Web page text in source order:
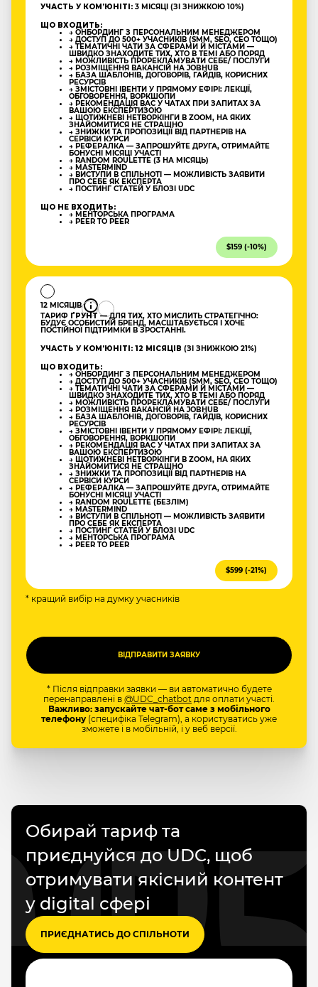
УЧАСТЬ У КОМʼЮНІТІ: 3 МІСЯЦІ (ЗІ ЗНИЖКОЮ 10%)
ЩО ВХОДИТЬ:
→ ОНБОРДИНГ З ПЕРСОНАЛЬНИМ МЕНЕДЖЕРОМ
→ ДОСТУП ДО 500+ УЧАСНИКІВ (SMM, SEO, CEO ТОЩО)
→ ТЕМАТИЧНІ ЧАТИ ЗА СФЕРАМИ Й МІСТАМИ —
ШВИДКО ЗНАХОДИТЕ ТИХ, ХТО В ТЕМІ АБО ПОРЯД
→ МОЖЛИВІСТЬ ПРОРЕКЛАМУВАТИ СЕБЕ/ ПОСЛУГИ
→ РОЗМІЩЕННЯ ВАКАНСІЙ НА JOBHUB
→ БАЗА ШАБЛОНІВ, ДОГОВОРІВ, ГАЙДІВ, КОРИСНИХ
РЕСУРСІВ
→ ЗМІСТОВНІ ІВЕНТИ У ПРЯМОМУ ЕФІРІ: ЛЕКЦІЇ,
ОБГОВОРЕННЯ, ВОРКШОПИ
→ РЕКОМЕНДАЦІЯ ВАС У ЧАТАХ ПРИ ЗАПИТАХ ЗА
ВАШОЮ ЕКСПЕРТИЗОЮ
→ ЩОТИЖНЕВІ НЕТВОРКІНГИ В ZOOM, НА ЯКИХ
ЗНАЙОМИТИСЯ НЕ СТРАШНО
→ ЗНИЖКИ ТА ПРОПОЗИЦІЇ ВІД ПАРТНЕРІВ НА
СЕРВІСИ КУРСИ
→ РЕФЕРАЛКА — ЗАПРОШУЙТЕ ДРУГА, ОТРИМАЙТЕ
БОНУСНІ МІСЯЦІ УЧАСТІ
→ RANDOM ROULETTE (3 НА МІСЯЦЬ)
→ MASTERMIND
→ ВИСТУПИ В СПІЛЬНОТІ — МОЖЛИВІСТЬ ЗАЯВИТИ
ПРО СЕБЕ ЯК ЕКСПЕРТА
→ ПОСТИНГ СТАТЕЙ У БЛОЗІ UDC
ЩО НЕ ВХОДИТЬ:
→ МЕНТОРСЬКА ПРОГРАМА
→ PEER TO PEER
$159 (-10%)
12 МІСЯЦІВ
ТАРИФ ҐРУНТ — ДЛЯ ТИХ, ХТО МИСЛИТЬ СТРАТЕГІЧНО:
БУДУЄ ОСОБИСТИЙ БРЕНД, МАСШТАБУЄТЬСЯ І ХОЧЕ
ПОСТІЙНОЇ ПІДТРИМКИ В ЗРОСТАННІ.
УЧАСТЬ У КОМʼЮНІТІ: 12 МІСЯЦІВ (ЗІ ЗНИЖКОЮ 21%)
ЩО ВХОДИТЬ:
→ ОНБОРДИНГ З ПЕРСОНАЛЬНИМ МЕНЕДЖЕРОМ
→ ДОСТУП ДО 500+ УЧАСНИКІВ (SMM, SEO, CEO ТОЩО)
→ ТЕМАТИЧНІ ЧАТИ ЗА СФЕРАМИ Й МІСТАМИ —
ШВИДКО ЗНАХОДИТЕ ТИХ, ХТО В ТЕМІ АБО ПОРЯД
→ МОЖЛИВІСТЬ ПРОРЕКЛАМУВАТИ СЕБЕ/ ПОСЛУГИ
→ РОЗМІЩЕННЯ ВАКАНСІЙ НА JOBHUB
→ БАЗА ШАБЛОНІВ, ДОГОВОРІВ, ГАЙДІВ, КОРИСНИХ
РЕСУРСІВ
→ ЗМІСТОВНІ ІВЕНТИ У ПРЯМОМУ ЕФІРІ: ЛЕКЦІЇ,
ОБГОВОРЕННЯ, ВОРКШОПИ
→ РЕКОМЕНДАЦІЯ ВАС У ЧАТАХ ПРИ ЗАПИТАХ ЗА
ВАШОЮ ЕКСПЕРТИЗОЮ
→ ЩОТИЖНЕВІ НЕТВОРКІНГИ В ZOOM, НА ЯКИХ
ЗНАЙОМИТИСЯ НЕ СТРАШНО
→ ЗНИЖКИ ТА ПРОПОЗИЦІЇ ВІД ПАРТНЕРІВ НА
СЕРВІСИ КУРСИ
→ РЕФЕРАЛКА — ЗАПРОШУЙТЕ ДРУГА, ОТРИМАЙТЕ
БОНУСНІ МІСЯЦІ УЧАСТІ
→ RANDOM ROULETTE (БЕЗЛІМ)
→ MASTERMIND
→ ВИСТУПИ В СПІЛЬНОТІ — МОЖЛИВІСТЬ ЗАЯВИТИ
ПРО СЕБЕ ЯК ЕКСПЕРТА
→ ПОСТИНГ СТАТЕЙ У БЛОЗІ UDC
→ МЕНТОРСЬКА ПРОГРАМА
→ PEER TO PEER
$599 (-21%)
* кращий вибір на думку учасників
* Після відправки заявки — ви автоматично будете
перенаправлені в @UDC_chatbot для оплати участі.
Важливо: запускайте чат-бот саме з мобільного
телефону(специфіка Telegram), а користуватись уже
зможете і в мобільній, і у веб версії.
Обирай тариф та
приєднуйся до UDC, щоб
отримувати якісний контент
у digital сфері
ПРИЄДНАТИСЬ ДО СПІЛЬНОТИ